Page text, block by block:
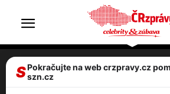
Survivor 2024 dnes
SPokračujte na web crzpravy.cz
szn.cz